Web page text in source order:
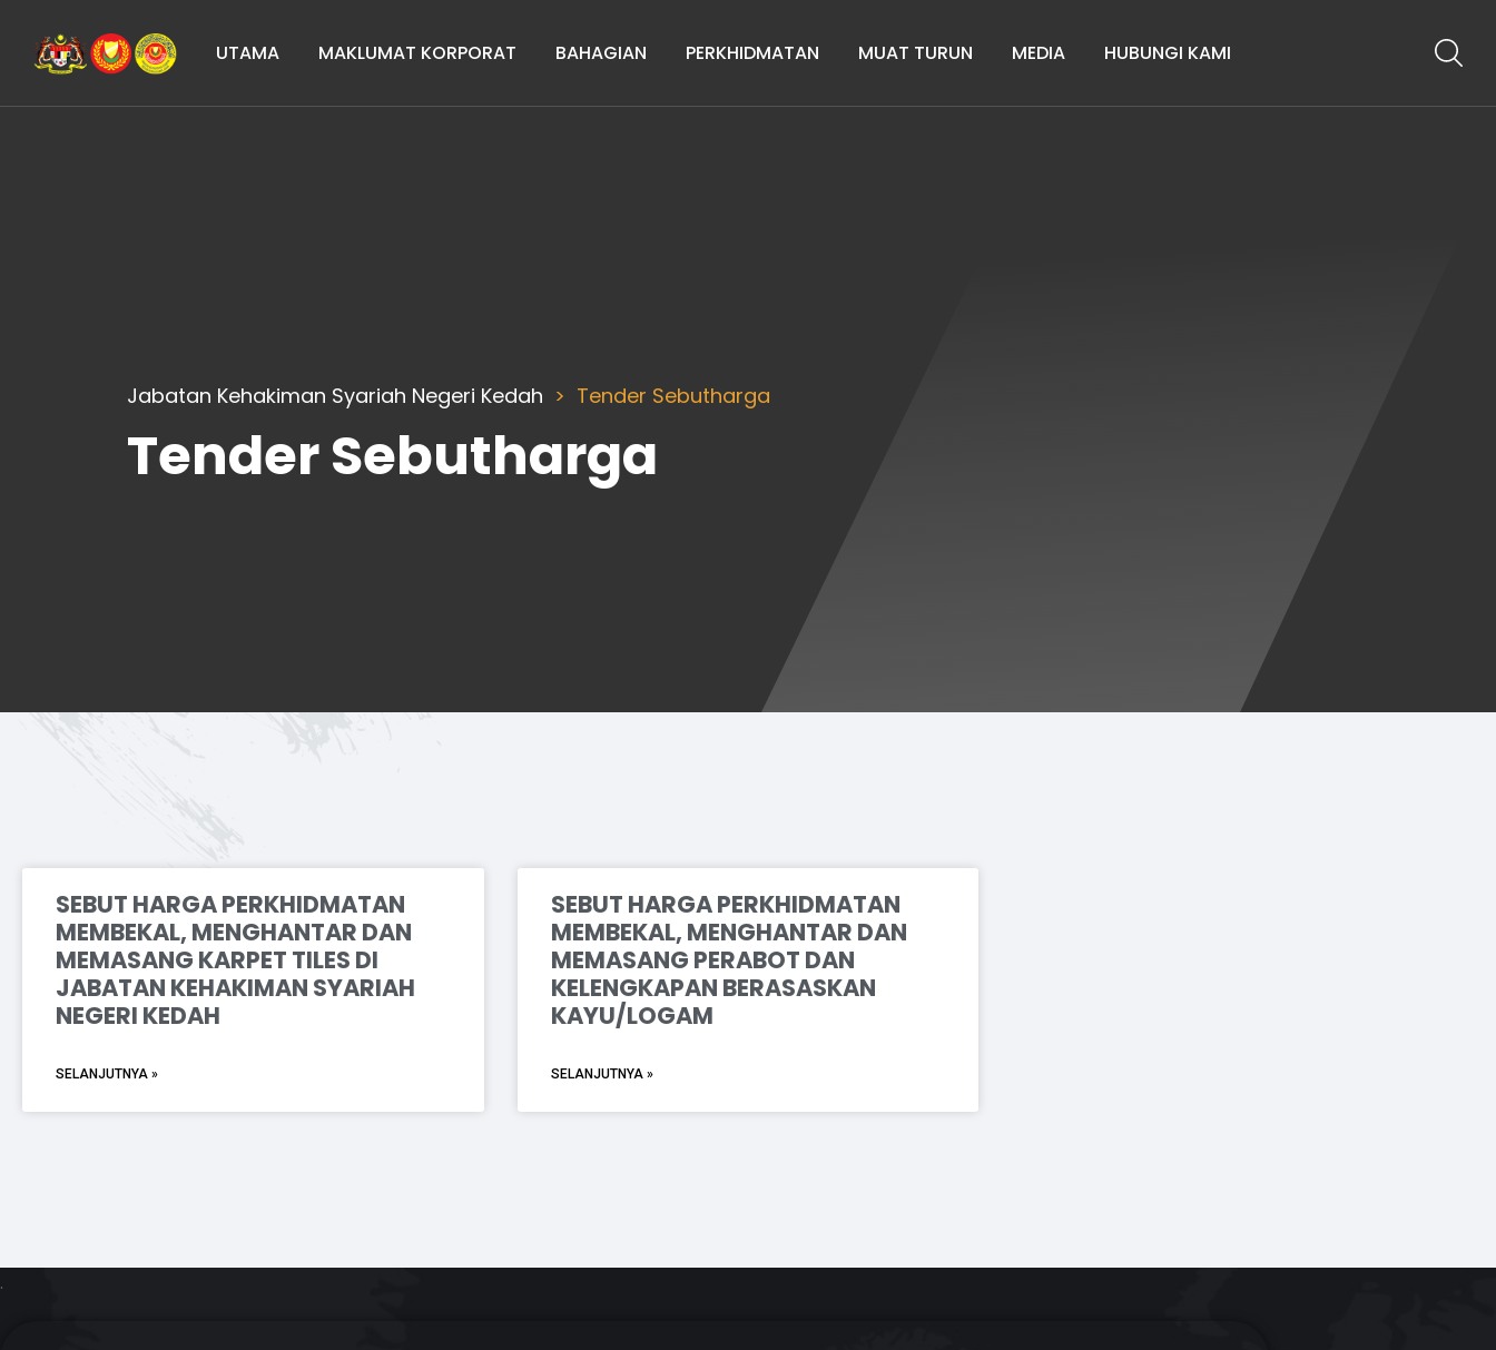
UTAMA MAKLUMAT KORPORAT BAHAGIAN PERKHIDMATAN MUAT TURUN MEDIA HUBUNGI KAMI
Jabatan Kehakiman Syariah Negeri Kedah Tender Sebutharga
Tender Sebutharga
SEBUT HARGA PERKHIDMATAN
MEMBEKAL, MENGHANTAR DAN
MEMASANG KARPET TILES DI
JABATAN KEHAKIMAN SYARIAH
NEGERI KEDAH
SELANJUTNYA »
SEBUT HARGA PERKHIDMATAN
MEMBEKAL, MENGHANTAR DAN
MEMASANG PERABOT DAN
KELENGKAPAN BERASASKAN
KAYU/LOGAM
SELANJUTNYA »
.